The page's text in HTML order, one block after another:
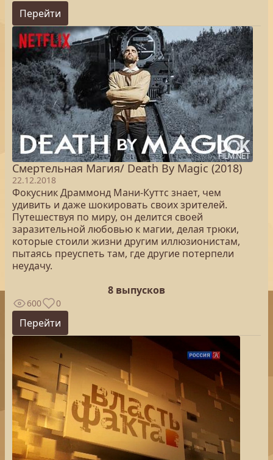
Перейти
Смертельная Магия/ Death By Magic (2018)
22.12.2018
Фокусник Драммонд Мани-Куттс знает, чем
удивить и даже шокировать своих зрителей.
Путешествуя по миру, он делится своей
заразительной любовью к магии, делая трюки,
которые стоили жизни другим иллюзионистам,
пытаясь преуспеть там, где другие потерпели
неудачу.
8 выпусков
600 0
Перейти